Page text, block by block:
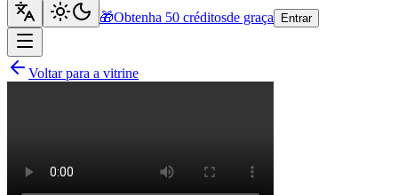
🎁Obtenha 50 créditosde graça Entrar
Voltar para a vitrine